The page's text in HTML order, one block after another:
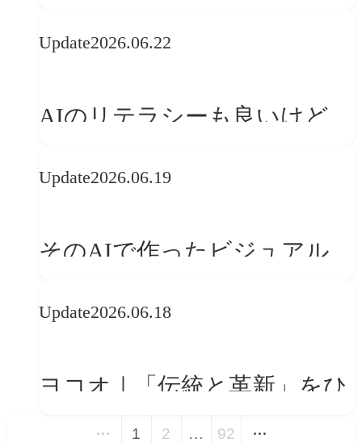
「正解」をAIが教えてくれる
Update2026.06.22
AIのリテラシーも良いけど、
は大丈夫か?【POLA春節事例
Update2026.06.19
そのAIで作ったビジュアル、
せんか？
Update2026.06.18
ヨコオ｜「伝統と革新」をひ
とつの世界観に──新VIを体
1 2 … 92